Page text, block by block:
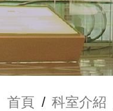
首頁 / 科室介紹